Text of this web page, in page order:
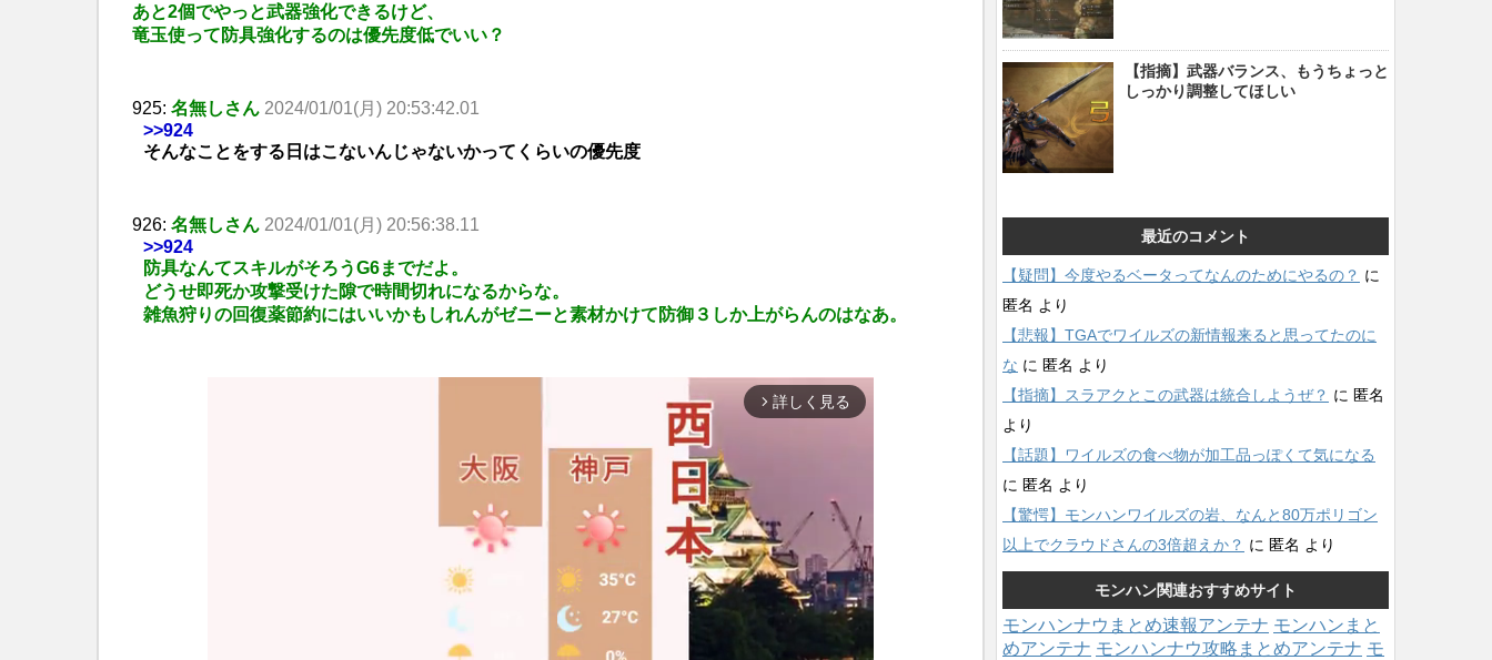
あと2個でやっと武器強化できるけど、
竜玉使って防具強化するのは優先度低でいい？
925: 名無しさん 2024/01/01(月) 20:53:42.01
>>924
そんなことをする日はこないんじゃないかってくらいの優先度
926: 名無しさん 2024/01/01(月) 20:56:38.11
>>924
防具なんてスキルがそろうG6までだよ。
どうせ即死か攻撃受けた隙で時間切れになるからな。
雑魚狩りの回復薬節約にはいいかもしれんがゼニーと素材かけて防御３しか上がらんのはなあ。
arrow_forward_ios 詳しく見る
【指摘】武器バランス、もうちょっと
しっかり調整してほしい
最近のコメント
【疑問】今度やるベータってなんのためにやるの？ に
匿名 より
【悲報】TGAでワイルズの新情報来ると思ってたのに
な に 匿名 より
【指摘】スラアクとこの武器は統合しようぜ？ に 匿名
より
【話題】ワイルズの食べ物が加工品っぽくて気になる
に 匿名 より
【驚愕】モンハンワイルズの岩、なんと80万ポリゴン
以上でクラウドさんの3倍超えか？ に 匿名 より
モンハン関連おすすめサイト
モンハンナウまとめ速報アンテナ モンハンまと
めアンテナ モンハンナウ攻略まとめアンテナ モ